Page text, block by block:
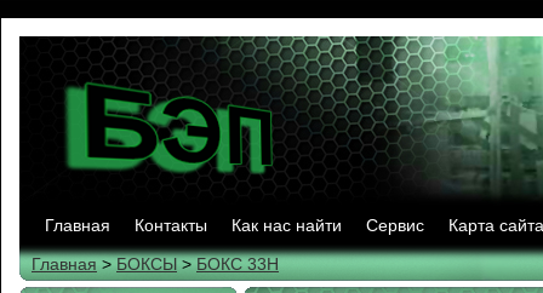
Главная Контакты Как нас найти Сервис
Карта сайта
Главная > БОКСЫ> БОКС 33Н